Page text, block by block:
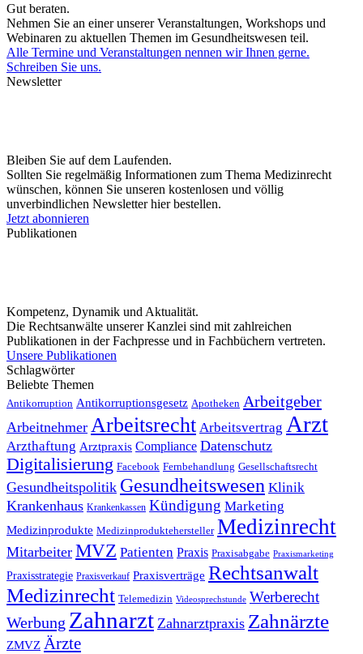
Gut beraten.
Nehmen Sie an einer unserer Veranstaltungen, Workshops und
Webinaren zu aktuellen Themen im Gesundheitswesen teil.
Alle Termine und Veranstaltungen nennen wir Ihnen gerne.
Schreiben Sie uns.
Newsletter
Bleiben Sie auf dem Laufenden.
Sollten Sie regelmäßig Informationen zum Thema Medizinrecht
wünschen, können Sie unseren kostenlosen und völlig
unverbindlichen Newsletter hier bestellen.
Jetzt abonnieren
Publikationen
Kompetenz, Dynamik und Aktualität.
Die Rechtsanwälte unserer Kanzlei sind mit zahlreichen
Publikationen in der Fachpresse und in Fachbüchern vertreten.
Unsere Publikationen
Schlagwörter
Beliebte Themen
Antikorruption Antikorruptionsgesetz Apotheken Arbeitgeber
Arbeitnehmer Arbeitsrecht Arbeitsvertrag Arzt
Arzthaftung Arztpraxis Compliance Datenschutz
Digitalisierung Facebook Fernbehandlung Gesellschaftsrecht
Gesundheitspolitik Gesundheitswesen Klinik
Krankenhaus Krankenkassen Kündigung Marketing
Medizinprodukte Medizinproduktehersteller Medizinrecht
Mitarbeiter MVZ Patienten Praxis Praxisabgabe Praxismarketing
Praxisstrategie Praxisverkauf Praxisverträge Rechtsanwalt
Medizinrecht Telemedizin Videosprechstunde Werberecht
Werbung Zahnarzt Zahnarztpraxis Zahnärzte
ZMVZ Ärzte